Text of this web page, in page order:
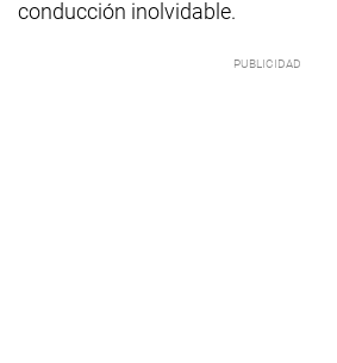
conducción inolvidable.